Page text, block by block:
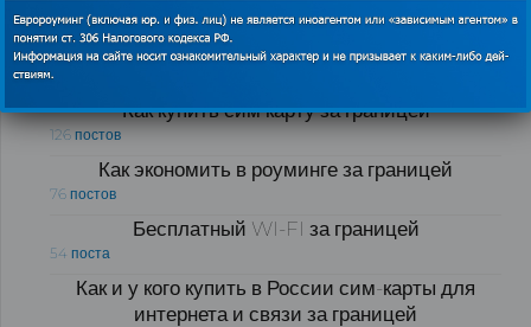
Как экономить в роуминге за границей
Как купить сим карту за границей
126 постов
Как экономить в роуминге за границей
76 постов
Бесплатный WI-FI за границей
54 поста
Как и у кого купить в России сим-карты для
интернета и связи за границей